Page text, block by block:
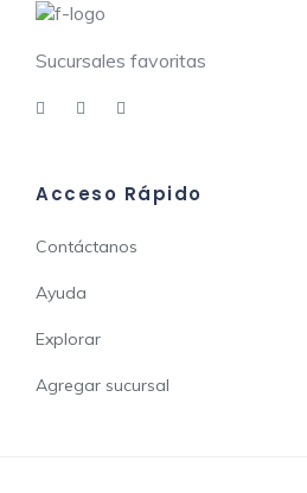
Sucursales favoritas
Acceso Rápido
Contáctanos
Ayuda
Explorar
Agregar sucursal